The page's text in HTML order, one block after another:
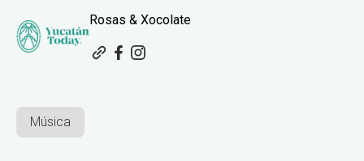
Rosas & Xocolate
Música